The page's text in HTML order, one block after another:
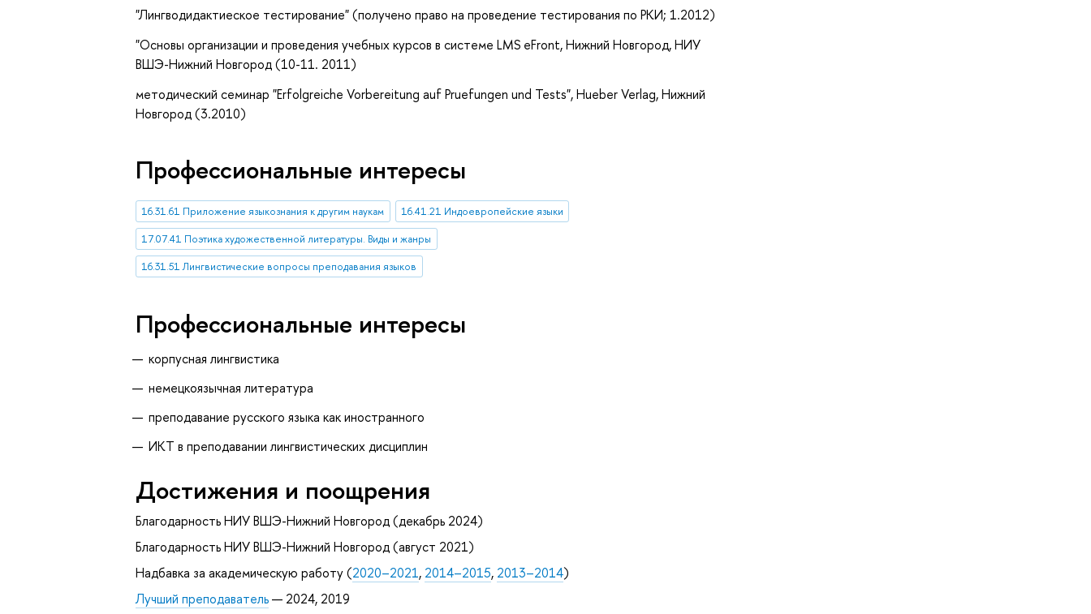
"Лингводидактиеское тестирование" (получено право на проведение тестирования по РКИ; 1.2012)
"Основы организации и проведения учебных курсов в системе LMS eFront, Нижний Новгород, НИУ
ВШЭ-Нижний Новгород (10-11. 2011)
методический семинар "Erfolgreiche Vorbereitung auf Pruefungen und Tests", Hueber Verlag, Нижний
Новгород (3.2010)
Профессиональные интересы
16.31.61 Приложение языкознания к другим наукам
16.41.21 Индоевропейские языки
17.07.41 Поэтика художественной литературы. Виды и жанры
16.31.51 Лингвистические вопросы преподавания языков
Профессиональные интересы
корпусная лингвистика
немецкоязычная литература
преподавание русского языка как иностранного
ИКТ в преподавании лингвистических дисциплин
Достижения и поощрения
Благодарность НИУ ВШЭ-Нижний Новгород (декабрь 2024)
Благодарность НИУ ВШЭ-Нижний Новгород (август 2021)
Надбавка за академическую работу (2020–2021, 2014–2015, 2013–2014)
Лучший преподаватель— 2024, 2019